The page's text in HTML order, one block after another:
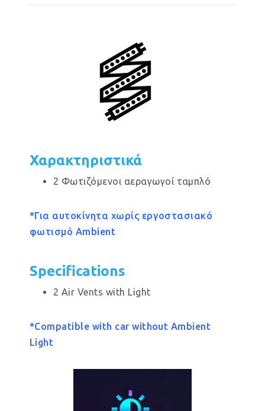
Χαρακτηριστικά
2 Φωτιζόμενοι αεραγωγοί ταμπλό
*Για αυτοκίνητα χωρίς εργοστασιακό
φωτισμό Ambient
Specifications
2 Air Vents with Light
*Compatible with car without Ambient
Light